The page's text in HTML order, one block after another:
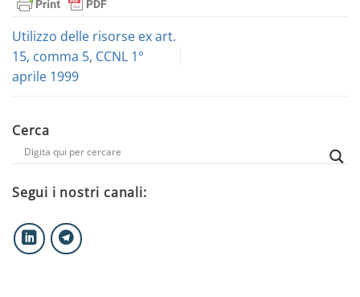
Utilizzo delle risorse ex art.
15, comma 5, CCNL 1°
aprile 1999
Cerca
Segui i nostri canali: